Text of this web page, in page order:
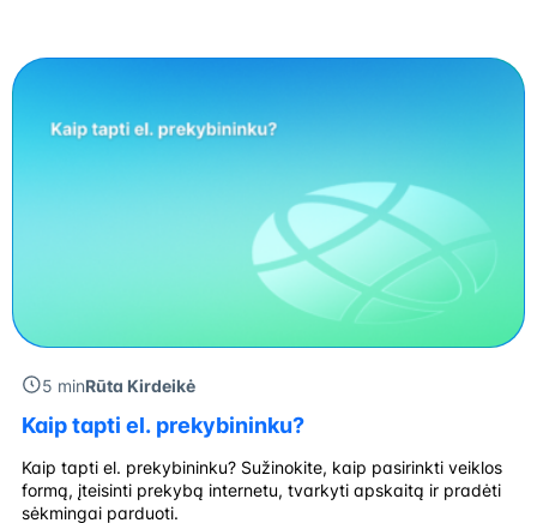
5 minRūta Kirdeikė
Kaip tapti el. prekybininku?
Kaip tapti el. prekybininku? Sužinokite, kaip pasirinkti veiklos
formą, įteisinti prekybą internetu, tvarkyti apskaitą ir pradėti
sėkmingai parduoti.